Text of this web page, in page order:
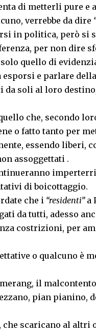
di metterli pure e
verrebbe da dire
in politica, però si
per non dire
quello di
e parlare
soli al loro
che, secondo
o fatto tanto per
essendo liberi,
assoggettati .
di boicottaggio.
che i “residenti”a
da tutti, adesso
costrizioni, per
o qualcuno è
il
pian pianino,
scaricano al altri